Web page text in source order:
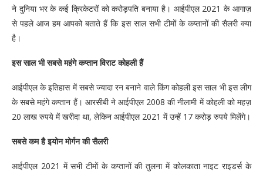
ने दुनिया भर के कई क्रिकेटरों को करोड़पति बनाया है। आईपीएल 2021 के आगाज़
से पहले आज हम आपको बताते हैं कि इस साल सभी टीमों के कप्तानों की सैलरी क्या
है।
इस साल भी सबसे महंगे कप्तान विराट कोहली हैं
आईपीएल के इतिहास में सबसे ज्यादा रन बनाने वाले किंग कोहली इस साल भी इस लीग
के सबसे महंगे कप्तान हैं। आरसीबी ने आईपीएल 2008 की नीलामी में कोहली को महज़
20 लाख रुपये में खरीदा था, लेकिन आईपीएल 2021 में उन्हें 17 करोड़ रुपये मिलेंगे।
सबसे कम है इयोन मोर्गन की सैलरी
आईपीएल 2021 में सभी टीमों के कप्तानों की तुलना में कोलकाता नाइट राइडर्स के